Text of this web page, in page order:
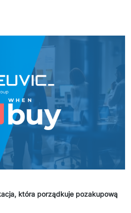
która porządkuje pozakupową